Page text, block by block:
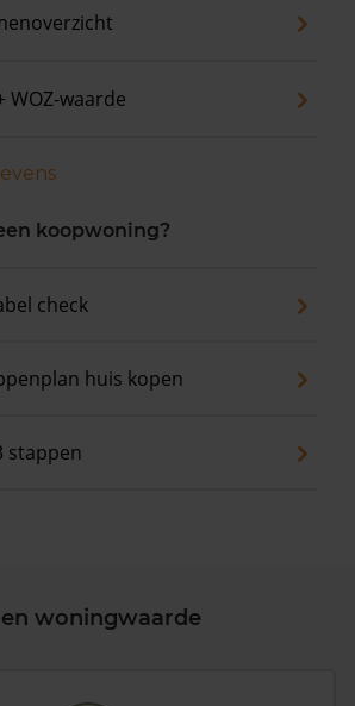
WOZ-waarde
koopwoning?
check
huis kopen
stappen
woningwaarde